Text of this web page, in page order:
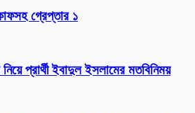
গ্রেপ্তার ১
প্রার্থী ইবাদুল ইসলামের মতবিনিময়